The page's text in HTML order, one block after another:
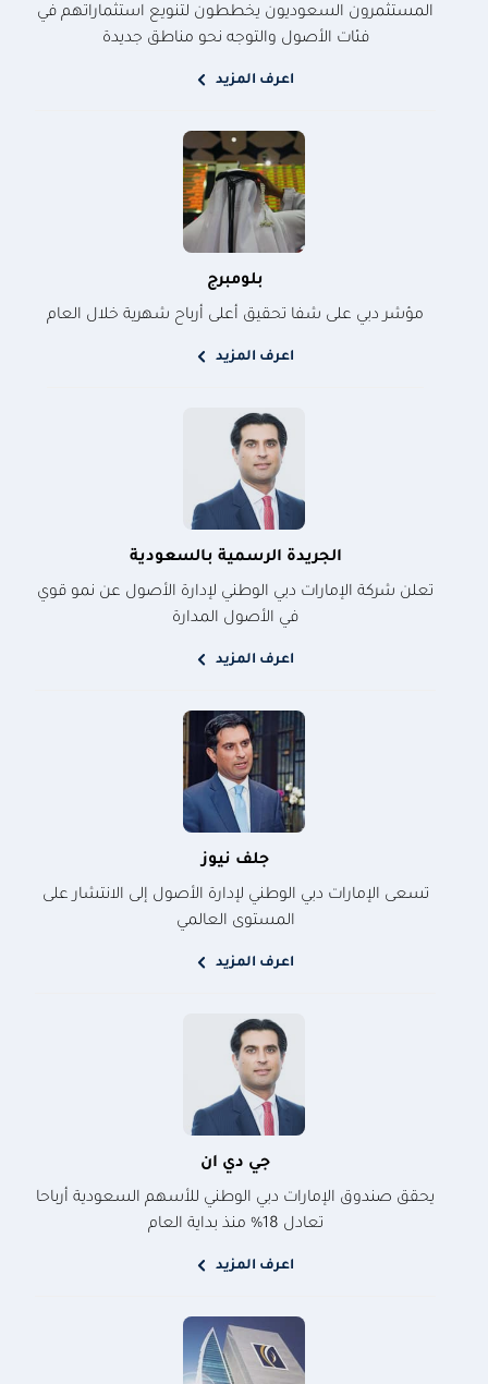
المستثمرون السعوديون يخططون لتنويع استثماراتهم في
فئات الأصول والتوجه نحو مناطق جديدة
اعرف المزيد
بلومبرج
مؤشر دبي على شفا تحقيق أعلى أرباح شهرية خلال العام
اعرف المزيد
الجريدة الرسمية بالسعودية
تعلن شركة الإمارات دبي الوطني لإدارة الأصول عن نمو قوي
في الأصول المدارة
اعرف المزيد
جلف نيوز
تسعى الإمارات دبي الوطني لإدارة الأصول إلى الانتشار على
المستوى العالمي
اعرف المزيد
جي دي ان
يحقق صندوق الإمارات دبي الوطني للأسهم السعودية أرباحا
تعادل 18% منذ بداية العام
اعرف المزيد